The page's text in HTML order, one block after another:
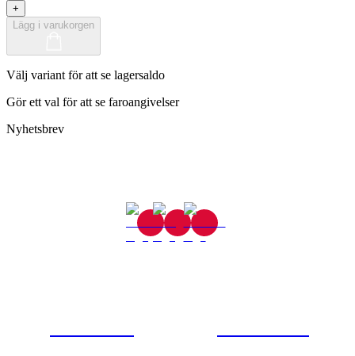
+
Lägg i varukorgen
Välj variant för att se lagersaldo
Gör ett val för att se faroangivelser
Nyhetsbrev